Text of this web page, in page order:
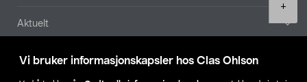
Vi bruker informasjonskapsler hos Clas Ohlson
+
Aktuelt
Våre selskaper